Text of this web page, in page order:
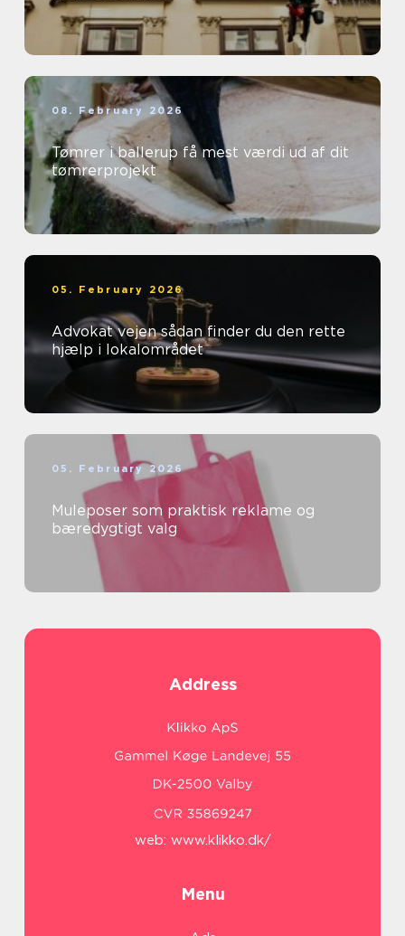
08. February 2026
Tømrer i ballerup få mest værdi ud af dit
tømrerprojekt
05. February 2026
Advokat vejen sådan finder du den rette
hjælp i lokalområdet
05. February 2026
Muleposer som praktisk reklame og
bæredygtigt valg
Address
web: www.klikko.dk/
Menu